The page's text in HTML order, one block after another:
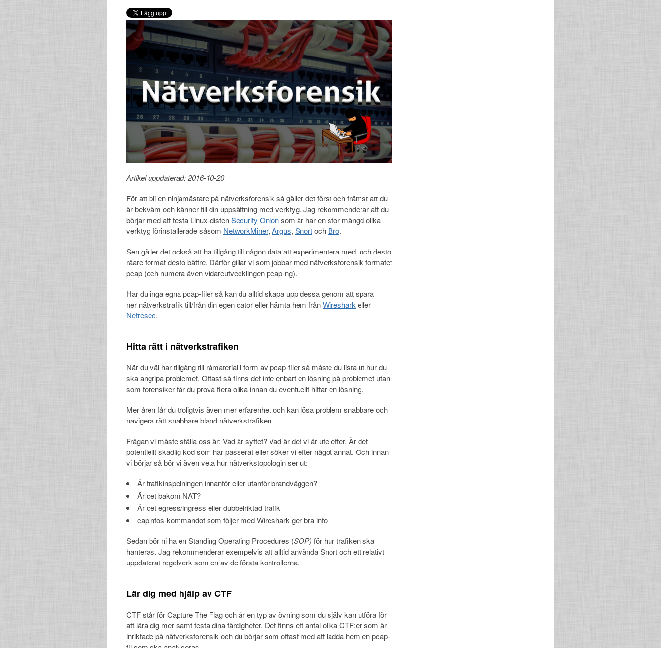
Artikel uppdaterad: 2016-10-20
För att bli en ninjamästare på nätverksforensik så gäller det först och främst att du
är bekväm och känner till din uppsättning med verktyg. Jag rekommenderar att du
börjar med att testa Linux-distenSecurity Onionsom är har en stor mängd olika
verktyg förinstallerade såsom NetworkMiner, Argus, Snortoch Bro.
Sen gäller det också att ha tillgång till någon data att experimentera med, och desto
råare format desto bättre. Därför gillar vi som jobbar med nätverksforensik formatet
pcap (och numera även vidareutvecklingen pcap-ng).
Har du inga egna pcap-filer så kan du alltid skapa upp dessa genom att spara
ner nätverkstrafik till/från din egen dator eller hämta hem frånWiresharkeller
Netresec.
Hitta rätt i nätverkstrafiken
När du väl har tillgång till råmaterial i form av pcap-filer så måste du lista ut hur du
ska angripa problemet. Oftast så finns det inte enbart en lösning på problemet utan
som forensiker får du prova flera olika innan du eventuellt hittar en lösning.
Mer åren får du troligtvis även mer erfarenhet och kan lösa problem snabbare och
navigera rätt snabbare bland nätverkstrafiken.
Frågan vi måste ställa oss är: Vad är syftet? Vad är det vi är ute efter. Är det
potentiellt skadlig kod som har passerat eller söker vi efter något annat. Och innan
vi börjar så bör vi även veta hur nätverkstopologin ser ut:
Är trafikinspelningen innanför eller utanför brandväggen?
Är det bakom NAT?
Är det egress/ingress eller dubbelriktad trafik
capinfos-kommandot som följer med Wireshark ger bra info
Sedan bör ni ha en Standing Operating Procedures (SOP) för hur trafiken ska
hanteras. Jag rekommenderar exempelvis att alltid använda Snort och ett relativt
uppdaterat regelverk som en av de första kontrollerna.
Lär dig med hjälp av CTF
CTF står för Capture The Flag och är en typ av övning som du själv kan utföra för
att lära dig mer samt testa dina färdigheter. Det finns ett antal olika CTF:er som är
inriktade på nätverksforensik och du börjar som oftast med att ladda hem en pcap-